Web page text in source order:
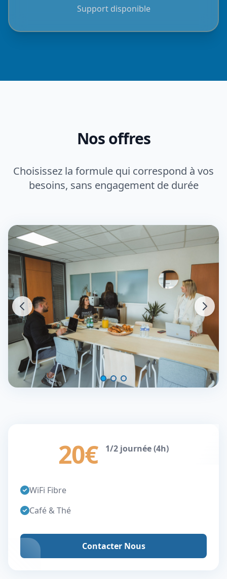
Support disponible
Nos offres
Choisissez la formule qui correspond à vos
besoins, sans engagement de durée
20€ 1/2 journée (4h)
WiFi Fibre
Café & Thé
Contacter Nous